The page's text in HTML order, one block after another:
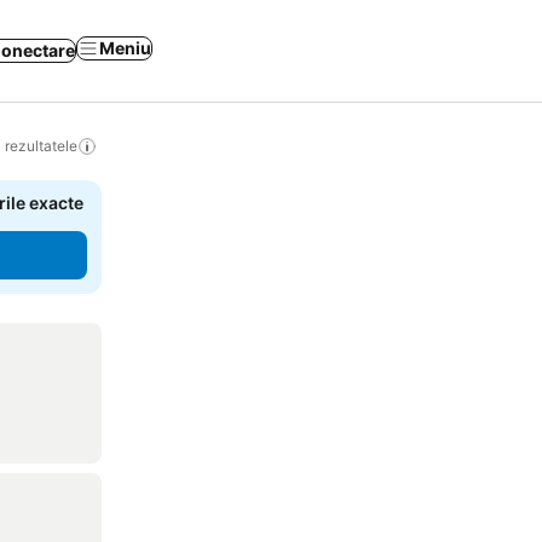
Meniu
rezultatele
exacte